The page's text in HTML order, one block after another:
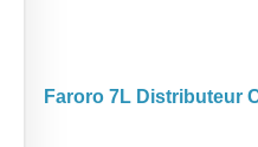
Faroro 7L Distributeur